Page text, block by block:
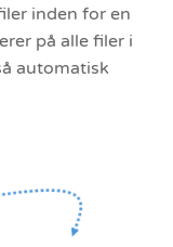
inden for en
på alle filer i
automatisk